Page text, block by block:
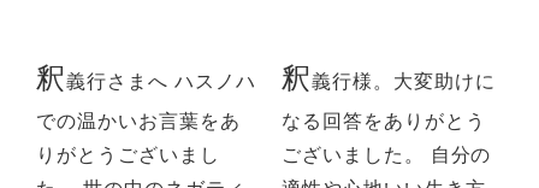
釈義行さまへ ハスノハ
での温かいお言葉をあ
りがとうございまし
釈義行様。大変助けに
なる回答をありがとう
ございました。 自分の